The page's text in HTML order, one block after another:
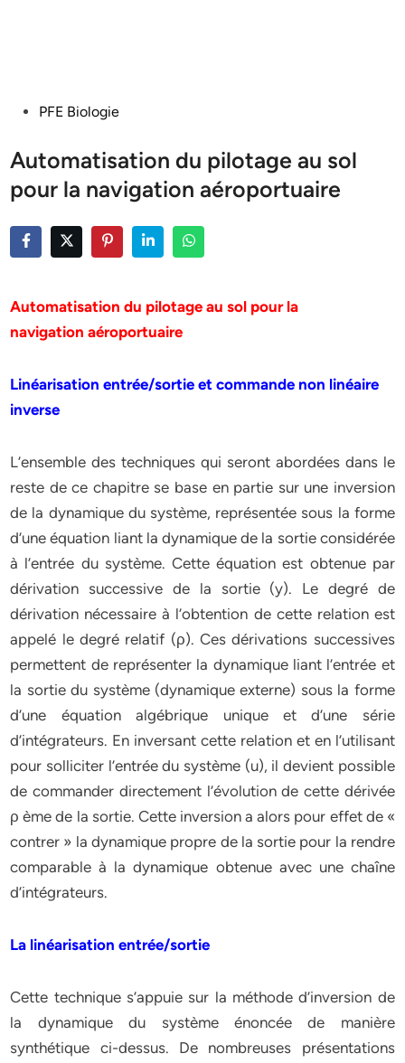
PostedPFE Biologie
Automatisation du pilotage au sol
pour la navigation aéroportuaire
Automatisation du pilotage au sol pour la
navigation aéroportuaire
Linéarisation entrée/sortie et commande non linéaire
inverse
L’ensemble des techniques qui seront abordées dans le
reste de ce chapitre se base en partie sur une inversion
de la dynamique du système, représentée sous la forme
d’une équation liant la dynamique de la sortie considérée
à l’entrée du système. Cette équation est obtenue par
dérivation successive de la sortie (y). Le degré de
dérivation nécessaire à l’obtention de cette relation est
appelé le degré relatif (ρ). Ces dérivations successives
permettent de représenter la dynamique liant l’entrée et
la sortie du système (dynamique externe) sous la forme
d’une équation algébrique unique et d’une série
d’intégrateurs. En inversant cette relation et en l’utilisant
pour solliciter l’entrée du système (u), il devient possible
de commander directement l’évolution de cette dérivée
ρ ème de la sortie. Cette inversion a alors pour effet de «
contrer » la dynamique propre de la sortie pour la rendre
comparable à la dynamique obtenue avec une chaîne
d’intégrateurs.
La linéarisation entrée/sortie
Cette technique s’appuie sur la méthode d’inversion de
la dynamique du système énoncée de manière
synthétique ci-dessus. De nombreuses présentations